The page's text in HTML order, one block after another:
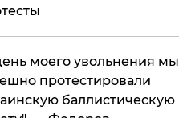
моего увольнения мы
протестировали
баллистическую